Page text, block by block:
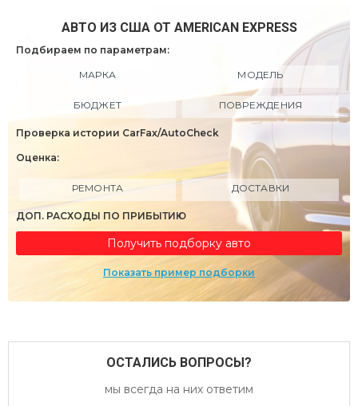
АВТО ИЗ США ОТ AMERICAN EXPRESS
Подбираем по параметрам:
МАРКА МОДЕЛЬ
БЮДЖЕТ ПОВРЕЖДЕНИЯ
Проверка истории CarFax/AutoCheck
Оценка:
РЕМОНТА ДОСТАВКИ
ДОП. РАСХОДЫ ПО ПРИБЫТИЮ
Получить подборку авто
Показать пример подборки
ОСТАЛИСЬ ВОПРОСЫ?
мы всегда на них ответим